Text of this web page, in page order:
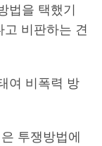
법을 택했기
비판하는 견
여 비폭력 방
투쟁방법에